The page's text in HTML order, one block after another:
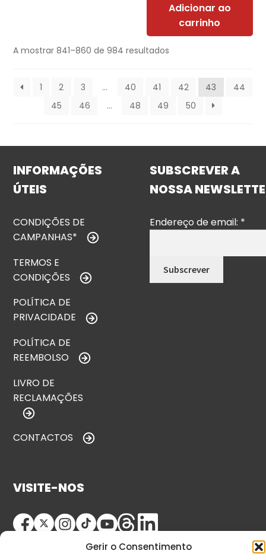
Gerir o Consentimento
Adicionar ao
carrinho
A mostrar 841–860 de 984 resultados
1 2 3 … 40 41 42 43
44
45
46 … 48 49 50
INFORMAÇÕES
ÚTEIS
CONDIÇÕES DE
CAMPANHAS*
TERMOS E
CONDIÇÕES
POLÍTICA DE
PRIVACIDADE
POLÍTICA DE
REEMBOLSO
LIVRO DE
RECLAMAÇÕES
CONTACTOS
SUBSCREVER A
NOSSA
Endereço de email: *
VISITE-NOS